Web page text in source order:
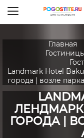
Главная
Landmark Hotel
города | возле
ЛЕНДМАРК
ГОРОДА |